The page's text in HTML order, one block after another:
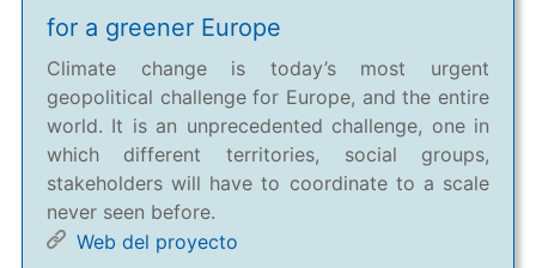
for a greener Europe
Climate change is today’s most urgent
geopolitical challenge for Europe, and the entire
world. It is an unprecedented challenge, one in
which different territories, social groups,
stakeholders will have to coordinate to a scale
never seen before.
Web del proyecto